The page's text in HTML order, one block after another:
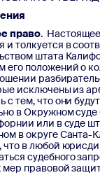
право.
и толкуется в
штата
его положений о
исключены из
с тем, что они
в Окружном
или в суде
в округе Санта-
что в любой
судебного
мер правовой